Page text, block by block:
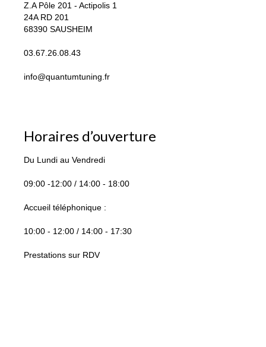
Z.A Pôle 201 - Actipolis 1
24A RD 201
68390 SAUSHEIM
03.67.26.08.43
info@quantumtuning.fr
Horaires d’ouverture
Du Lundi au Vendredi
09:00 -12:00 / 14:00 - 18:00
Accueil téléphonique :
10:00 - 12:00 / 14:00 - 17:30
Prestations sur RDV